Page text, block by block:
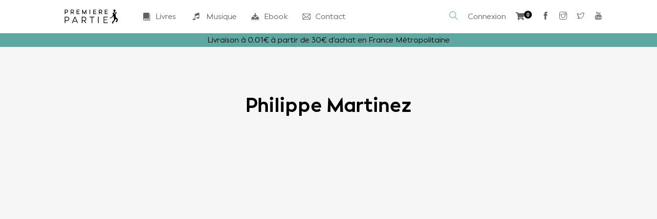
Livres Musique Ebook Contact Connexion 0
Livraison à 0,01€ à partir de 30€ d'achat en France Métropolitaine
Philippe Martinez